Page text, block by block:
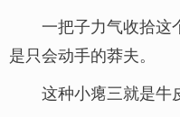
一把子力气收拾这
是只会动手的莽夫。
这种小瘪三就是牛